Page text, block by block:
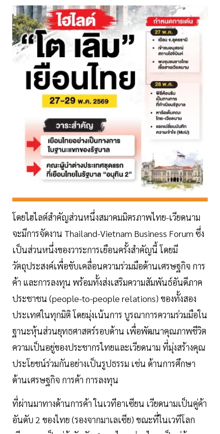
โดยไฮไลต์สำคัญส่วนหนึ่งสมาคมมิตรภาพไทย-เวียดนาม
จะมีการจัดงาน Thailand-Vietnam Business Forum ซึ่ง
เป็นส่วนหนึ่งของวาระการเยือนครั้งสำคัญนี้ โดยมี
วัตถุประสงค์เพื่อขับเคลื่อนความร่วมมือด้านเศรษฐกิจ การ
ค้า และการลงทุน พร้อมทั้งส่งเสริมความสัมพันธ์อันดีภาค
ประชาชน (people-to-people relations) ของทั้งสอง
ประเทศในทุกมิติ โดยมุ่งเน้นการ บูรณาการความร่วมมือใน
ฐานะหุ้นส่วนยุทธศาสตร์รอบด้าน เพื่อพัฒนาคุณภาพชีวิต
ความเป็นอยู่ของประชากรไทยและเวียดนาม ที่มุ่งสร้างคุณ
ประโยชน์ร่วมกันอย่างเป็นรูปธรรม เช่น ด้านการศึกษา
ด้านเศรษฐกิจ การค้า การลงทุน
ที่ผ่านมาทางด้านการค้า ในเวทีอาเซียน เวียดนามเป็นคู่ค้า
อันดับ 2 ของไทย (รองจากมาเลเซีย) ขณะที่ในเวทีโลก